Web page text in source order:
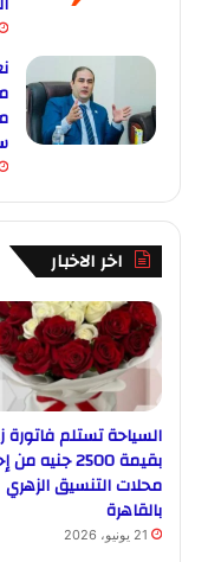
اخر الاخبار
السياحة تستلم فاتورة
بقيمة 2500 جنيه
محلات التنسيق الزهري
بالقاهرة
21 يونيو، 2026